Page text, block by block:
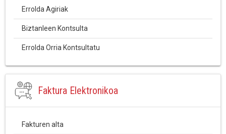
Errolda Agiriak
Biztanleen Kontsulta
Errolda Orria Kontsultatu
Faktura Elektronikoa
Fakturen alta